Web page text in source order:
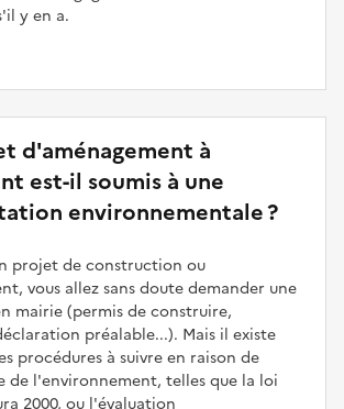
y en a.
d'aménagement à
est-il soumis à une
environnementale ?
projet de construction ou
vous allez sans doute demander une
mairie (permis de construire,
préalable...). Mais il existe
procédures à suivre en raison de
de l'environnement, telles que la loi